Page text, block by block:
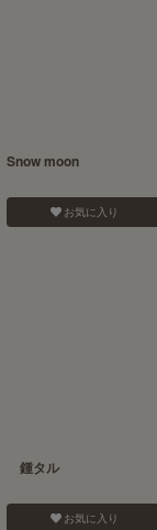
Snow moon
お気に入り
鍾タル
お気に入り